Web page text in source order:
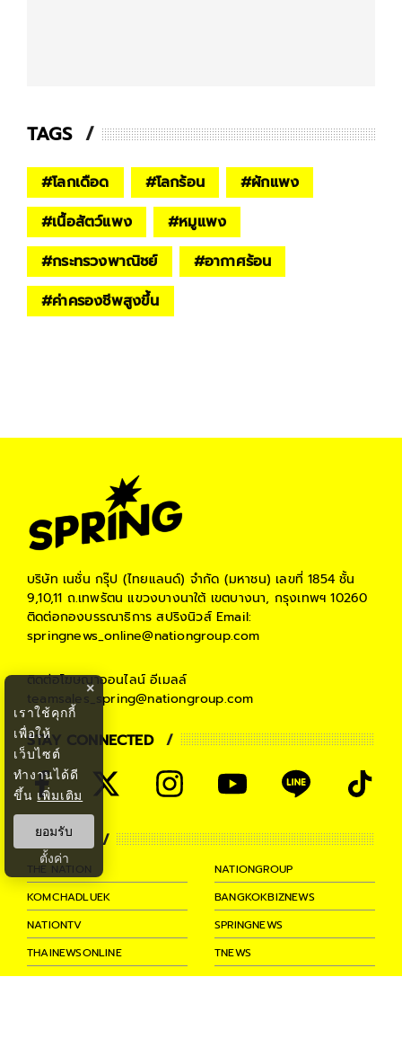
TAGS
#โลกเดือด #โลกร้อน #ผักแพง
#เนื้อสัตว์แพง #หมูแพง
#กระทรวงพาณิชย์ #อากาศร้อน
#ค่าครองชีพสูงขึ้น
บริษัท เนชั่น กรุ๊ป (ไทยแลนด์) จำกัด (มหาชน) เลขที่ 1854 ชั้น
9,10,11 ถ.เทพรัตน แขวงบางนาใต้ เขตบางนา, กรุงเทพฯ 10260
ติดต่อกองบรรณาธิการ สปริงนิวส์Email:
springnews_online@nationgroup.com
ติดต่อโฆษณาออนไลน์ อีเมลล์
teamsales_spring@nationgroup.com
STAY CONNECTED
PARTNER
THE NATION
NATIONGROUP
KOMCHADLUEK
BANGKOKBIZNEWS
NATIONTV
SPRINGNEWS
THAINEWSONLINE
TNEWS
THANSETTAKIJ
×
เราใช้คุกกี้
เพื่อให้
เว็บไซต์
ทำงานได้ดี
ขึ้น เพิ่มเติม
ยอมรับ
ตั้งค่า